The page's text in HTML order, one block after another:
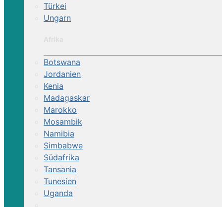
Türkei
Ungarn
Botswana
Jordanien
Kenia
Madagaskar
Marokko
Mosambik
Namibia
Simbabwe
Südafrika
Tansania
Tunesien
Uganda